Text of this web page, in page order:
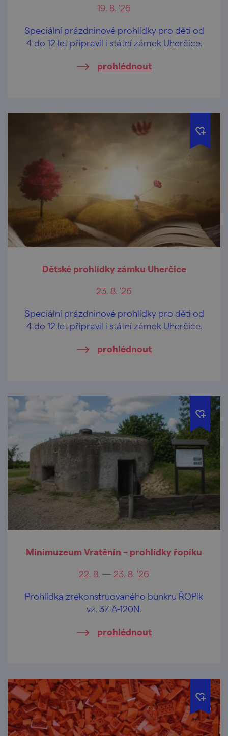
19. 8. '26
Speciální prázdninové prohlídky pro děti od
4 do 12 let připravil i státní zámek Uherčice.
prohlédnout
Dětské prohlídky zámku Uherčice
23. 8. '26
Speciální prázdninové prohlídky pro děti od
4 do 12 let připravil i státní zámek Uherčice.
prohlédnout
Minimuzeum Vratěnín – prohlídky řopíku
22. 8. — 23. 8. '26
Prohlídka zrekonstruovaného bunkru ŘOPík
vz. 37 A-120N.
prohlédnout